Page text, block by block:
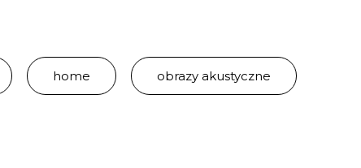
home obrazy akustyczne